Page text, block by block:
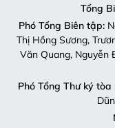
Tổng
Phó Tổng Biên tập:
Thị Hồng Sương,
Văn Quang, Nguyễn
Phó Tổng Thư ký tòa